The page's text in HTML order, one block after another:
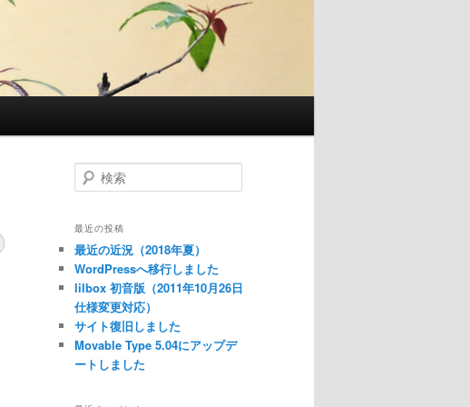
検
索
最近の投稿
最近の近況（2018年夏）
WordPressへ移行しました
lilbox 初音版（2011年10月26日
仕様変更対応）
サイト復旧しました
Movable Type 5.04にアップデ
ートしました